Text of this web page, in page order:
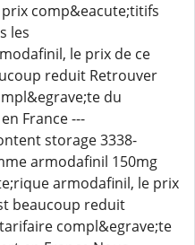
comp&eacute;titifs
les
le prix de ce
reduit Retrouver
du
France ---
storage 3338-
armodafinil 150mg
armodafinil, le prix
beaucoup reduit
compl&egrave;te